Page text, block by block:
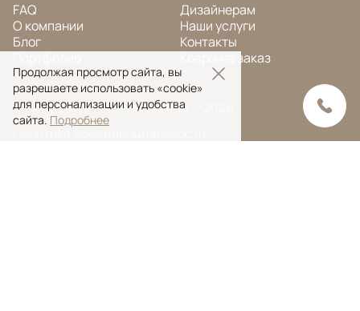
FAQ
О компании
Блог
Дизайнерам
Наши услуги
Контакты
Ковры на заказ
© Ansy Carpet Company 2005 — 2026
Политика конфиденциальности
Продолжая просмотр сайта, вы
разрешаете использовать «cookie»
для персонализации и удобства
сайта. Подробнее